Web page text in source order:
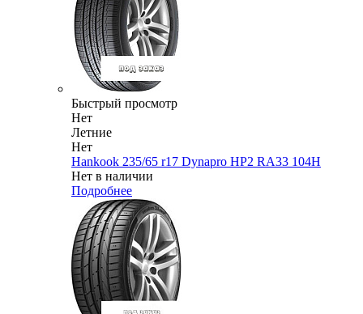
Быстрый просмотр
Нет
Летние
Нет
Hankook 235/65 r17 Dynapro HP2 RA33 104H
Нет в наличии
Подробнее